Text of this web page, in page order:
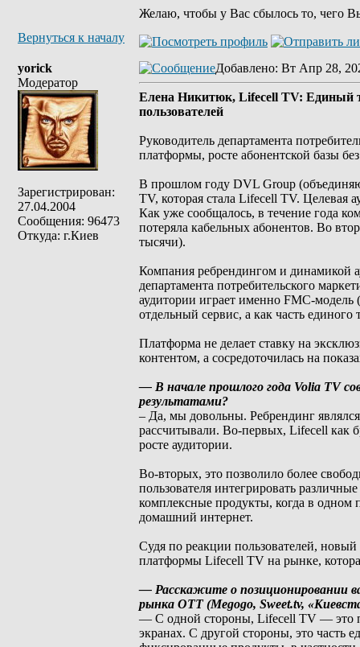
Желаю, чтобы у Вас сбылось то, чего
Вернуться к началу
yorick
Модератор
Зарегистрирован:
27.04.2004
Сообщения: 96473
Откуда: г.Киев
Добавлено: Вт Апр 28,
Елена Никитюк, Lifecell TV: Единый
пользователей
Руководитель департамента
платформы, росте абонентской базы
В прошлом году DVL Group
TV, которая стала Lifecell TV. Целевая
Как уже сообщалось, в течение года
потеряла кабельных абонентов. Во
тысячи).
Компания ребрендингом и динамикой
департамента потребительского
аудитории играет именно FMC-модель
отдельный сервис, а как часть единого
Платформа не делает ставку на
контентом, а сосредоточилась на
— В начале прошлого года Volia TV
результатами?
– Да, мы довольны. Ребрендинг
рассчитывали. Во-первых, Lifecell как
росте аудитории.
Во-вторых, это позволило более
пользователя интегрировать
комплексные продукты, когда в одном
домашний интернет.
Судя по реакции пользователей,
платформы Lifecell TV на рынке,
— Расскажите о позиционировании
рынка ОТТ (Megogo, Sweet.tv,
— С одной стороны, Lifecell TV — это
экранах. С другой стороны, это